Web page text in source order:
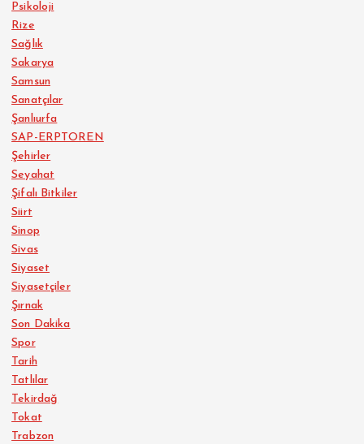
Psikoloji
Rize
Sağlık
Sakarya
Samsun
Sanatçılar
Şanlıurfa
SAP-ERPTOREN
Şehirler
Seyahat
Şifalı Bitkiler
Siirt
Sinop
Sivas
Siyaset
Siyasetçiler
Şırnak
Son Dakika
Spor
Tarih
Tatlılar
Tekirdağ
Tokat
Trabzon